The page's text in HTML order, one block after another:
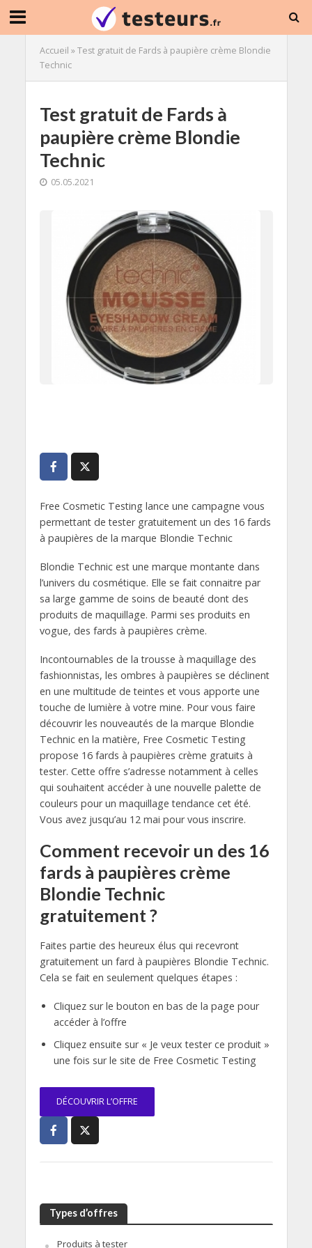
Accueil »Test gratuit de Fards à paupière crème Blondie
Technic
Test gratuit de Fards à
paupière crème Blondie
Technic
05.05.2021
Free Cosmetic Testing lance une campagne vous
permettant de tester gratuitement un des 16 fards
à paupières de la marque Blondie Technic
Blondie Technic est une marque montante dans
l’univers du cosmétique. Elle se fait connaitre par
sa large gamme de soins de beauté dont des
produits de maquillage. Parmi ses produits en
vogue, des fards à paupières crème.
Incontournables de la trousse à maquillage des
fashionnistas, les ombres à paupières se déclinent
en une multitude de teintes et vous apporte une
touche de lumière à votre mine. Pour vous faire
découvrir les nouveautés de la marque Blondie
Technic en la matière, Free Cosmetic Testing
propose 16 fards à paupières crème gratuits à
tester. Cette offre s’adresse notamment à celles
qui souhaitent accéder à une nouvelle palette de
couleurs pour un maquillage tendance cet été.
Vous avez jusqu’au 12 mai pour vous inscrire.
Comment recevoir un des 16
fards à paupières crème
Blondie Technic
gratuitement ?
Faites partie des heureux élus qui recevront
gratuitement un fard à paupières Blondie Technic.
Cela se fait en seulement quelques étapes :
Cliquez sur le bouton en bas de la page pour
accéder à l’offre
Cliquez ensuite sur « Je veux tester ce produit »
une fois sur le site de Free Cosmetic Testing
DÉCOUVRIR L’OFFRE
Types d’offres
Produits à tester